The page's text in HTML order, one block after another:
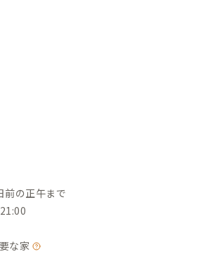
前の正午まで
な家